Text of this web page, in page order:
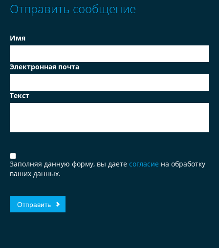
Отправить сообщение
Имя
Электронная почта
Текст
Заполняя данную форму, вы даете согласие на обработку
ваших данных.